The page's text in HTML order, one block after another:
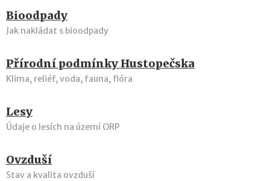
Bioodpady
Jak nakládat s bioodpady
Přírodní podmínky Hustopečska
Klima, reliéf, voda, fauna, flóra
Lesy
Údaje o lesích na území ORP
Ovzduší
Stav a kvalita ovzduší